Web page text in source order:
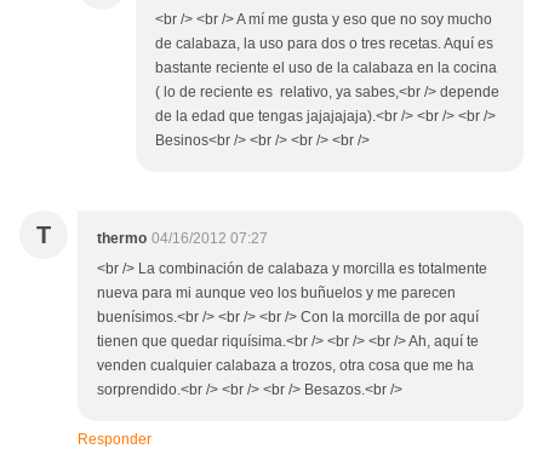
<br /> <br /> A mí me gusta y eso que no soy mucho
de calabaza, la uso para dos o tres recetas. Aquí es
bastante reciente el uso de la calabaza en la cocina
( lo de reciente es relativo, ya sabes,<br /> depende
de la edad que tengas jajajajaja).<br /> <br /> <br />
Besinos<br /> <br /> <br /> <br />
T thermo 04/16/2012 07:27
<br /> La combinación de calabaza y morcilla es totalmente
nueva para mi aunque veo los buñuelos y me parecen
buenísimos.<br /> <br /> <br /> Con la morcilla de por aquí
tienen que quedar riquísima.<br /> <br /> <br /> Ah, aquí te
venden cualquier calabaza a trozos, otra cosa que me ha
sorprendido.<br /> <br /> <br /> Besazos.<br />
Responder